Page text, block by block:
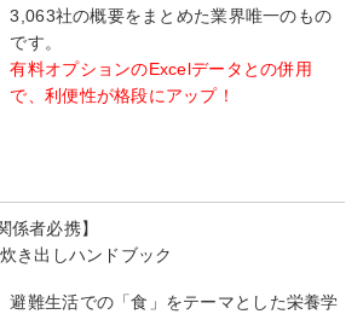
3,063社の概要をまとめた業界唯一のもの
です。
有料オプションのExcelデータとの併用
で、利便性が格段にアップ！
係者必携】
き出しハンドブック
避難生活での「食」をテーマとした栄養学